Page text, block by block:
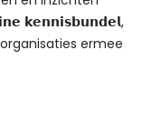
𝗸𝗲𝗻𝗻𝗶𝘀𝗯𝘂𝗻𝗱𝗲𝗹,
ermee